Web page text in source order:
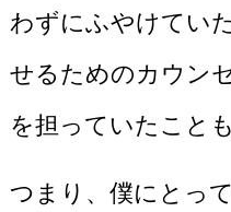
わずにふやけてい
せるためのカウン
を担っていたこと
つまり、僕にとっ